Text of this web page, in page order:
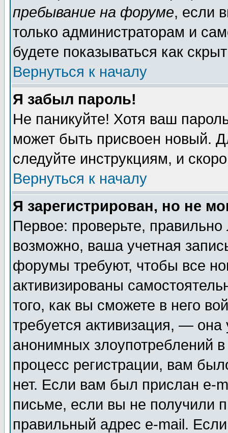
пребывание на форуме, если
только администраторам и
будете показываться как
Вернуться к началу
Я забыл пароль!
Не паникуйте! Хотя ваш
может быть присвоен новый.
следуйте инструкциям, и
Вернуться к началу
Я зарегистрирован, но не
Первое: проверьте,
возможно, ваша учетная
форумы требуют, чтобы все
активизированы
того, как вы сможете в него
требуется активизация, —
анонимных злоупотреблений
процесс регистрации, вам
нет. Если вам был прислан e-
письме, если вы не получили
правильный адрес e-mail.